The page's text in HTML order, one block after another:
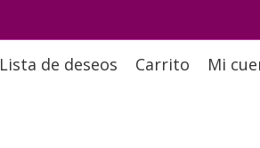
Lista de deseos Carrito Mi